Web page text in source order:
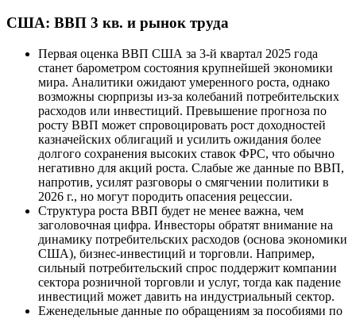
США: ВВП 3 кв. и рынок труда
Первая оценка ВВП США за 3-й квартал 2025 года
станет барометром состояния крупнейшей экономики
мира. Аналитики ожидают умеренного роста, однако
возможны сюрпризы из-за колебаний потребительских
расходов или инвестиций. Превышение прогноза по
росту ВВП может спровоцировать рост доходностей
казначейских облигаций и усилить ожидания более
долгого сохранения высоких ставок ФРС, что обычно
негативно для акций роста. Слабые же данные по ВВП,
напротив, усилят разговоры о смягчении политики в
2026 г., но могут породить опасения рецессии.
Структура роста ВВП будет не менее важна, чем
заголовочная цифра. Инвесторы обратят внимание на
динамику потребительских расходов (основа экономики
США), бизнес-инвестиций и торговли. Например,
сильный потребительский спрос поддержит компании
сектора розничной торговли и услуг, тогда как падение
инвестиций может давить на индустриальный сектор.
Еженедельные данные по обращениям за пособиями по